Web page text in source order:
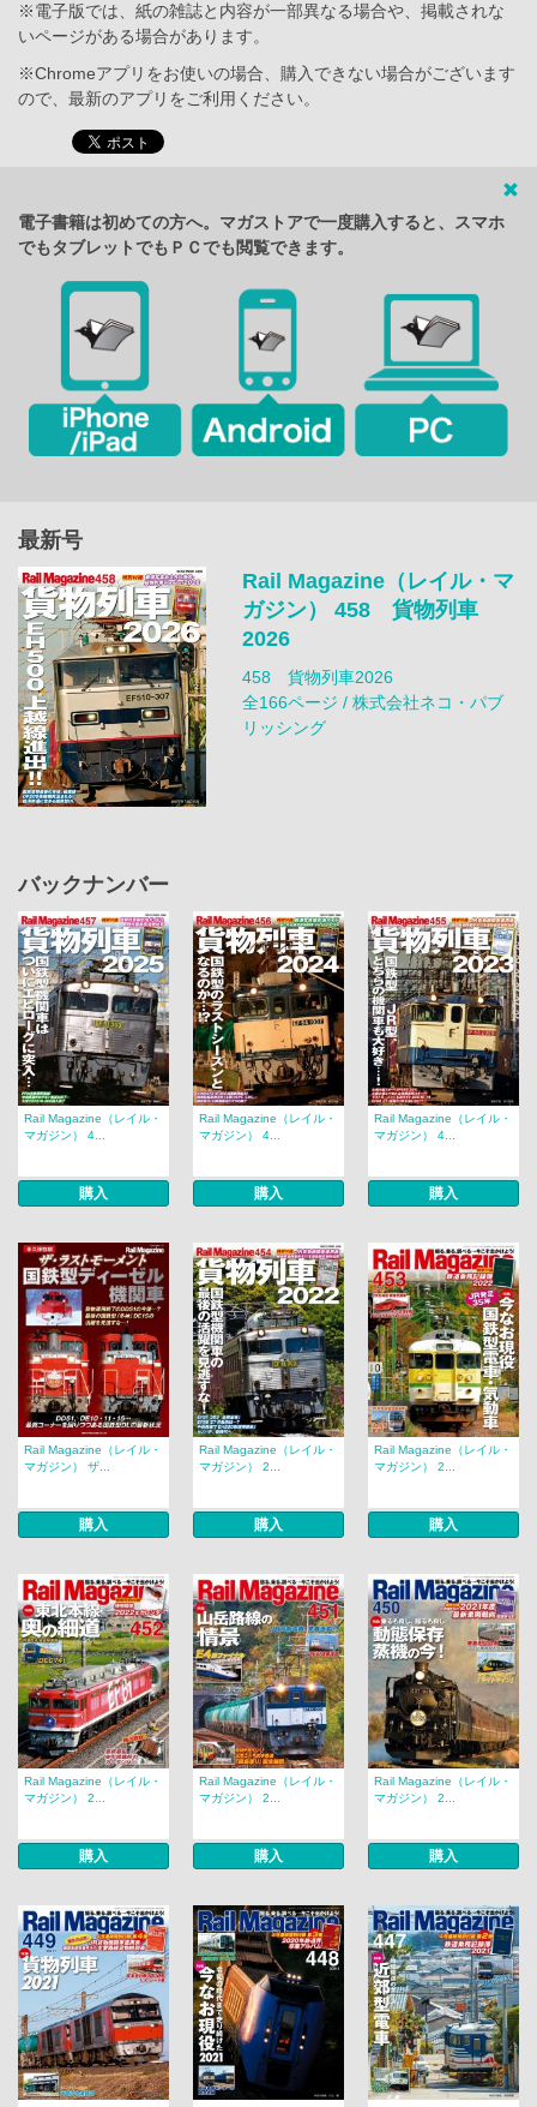
※電子版では、紙の雑誌と内容が一部異なる場合や、掲載されな
いページがある場合があります。
※Chromeアプリをお使いの場合、購入できない場合がございます
ので、最新のアプリをご利用ください。
電子書籍は初めての方へ。マガストアで一度購入すると、スマホ
でもタブレットでもＰＣでも閲覧できます。
最新号
Rail Magazine（レイル・マ
ガジン） 458 貨物列車
2026
458 貨物列車2026
全166ページ / 株式会社ネコ・パブ
リッシング
バックナンバー
Rail Magazine（レイル・
マガジン） 4...
購入
Rail Magazine（レイル・
マガジン） 4...
購入
Rail Magazine（レイル・
マガジン） 4...
購入
Rail Magazine（レイル・
マガジン） ザ...
購入
Rail Magazine（レイル・
マガジン） 2...
購入
Rail Magazine（レイル・
マガジン） 2...
購入
Rail Magazine（レイル・
マガジン） 2...
購入
Rail Magazine（レイル・
マガジン） 2...
購入
Rail Magazine（レイル・
マガジン） 2...
購入